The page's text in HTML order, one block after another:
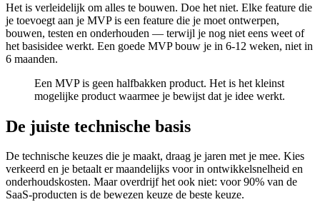
Het is verleidelijk om alles te bouwen. Doe het niet. Elke feature die
je toevoegt aan je MVP is een feature die je moet ontwerpen,
bouwen, testen en onderhouden — terwijl je nog niet eens weet of
het basisidee werkt. Een goede MVP bouw je in 6-12 weken, niet in
6 maanden.
Een MVP is geen halfbakken product. Het is het kleinst
mogelijke product waarmee je bewijst dat je idee werkt.
De juiste technische basis
De technische keuzes die je maakt, draag je jaren met je mee. Kies
verkeerd en je betaalt er maandelijks voor in ontwikkelsnelheid en
onderhoudskosten. Maar overdrijf het ook niet: voor 90% van de
SaaS-producten is de bewezen keuze de beste keuze.